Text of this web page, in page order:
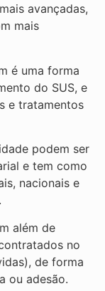
avançadas,
mais
é uma forma
do SUS, e
e tratamentos
podem ser
e tem como
nacionais e
além de
no
de forma
ou adesão.